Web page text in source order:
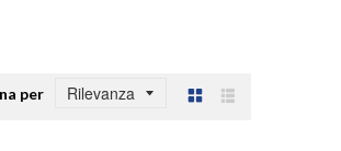
per
GrigliaLista